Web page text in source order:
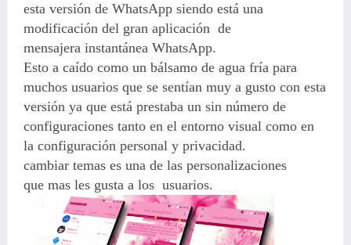
esta versión de WhatsApp siendo está una
modificación del gran aplicación de
mensajera instantánea WhatsApp.
Esto a caído como un bálsamo de agua fría para
muchos usuarios que se sentían muy a gusto con esta
versión ya que está prestaba un sin número de
configuraciones tanto en el entorno visual como en
la configuración personal y privacidad.
cambiar temas es una de las personalizaciones
que mas les gusta a los usuarios.